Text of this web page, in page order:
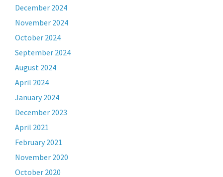
December 2024
November 2024
October 2024
September 2024
August 2024
April 2024
January 2024
December 2023
April 2021
February 2021
November 2020
October 2020